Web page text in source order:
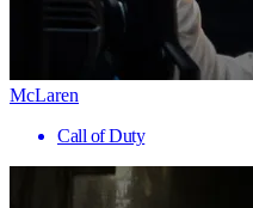
McLaren
Call of Duty